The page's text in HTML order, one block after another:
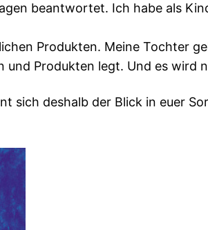
beantwortet. Ich habe als
Produkten. Meine Tochter
Produkten legt. Und es wird
sich deshalb der Blick in euer